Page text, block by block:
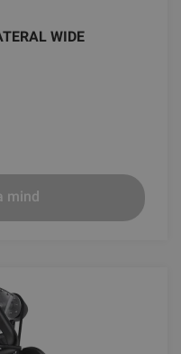
WIDE
mind